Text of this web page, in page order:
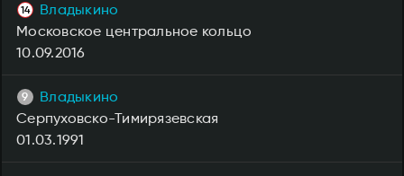
Владыкино
Московское центральное кольцо
10.09.2016
Владыкино
Серпуховско-Тимирязевская
01.03.1991